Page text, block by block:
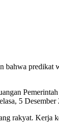
5 Desember
rakyat.